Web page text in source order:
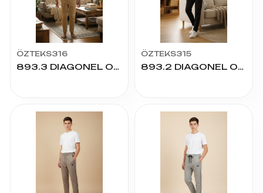
ÖZTEKS316
893.3 DIAGONEL ON FERM PANTOLON 13/16
ÖZTEKS315
893.2 DIAGONEL ON FERM PANTOLON 9/12